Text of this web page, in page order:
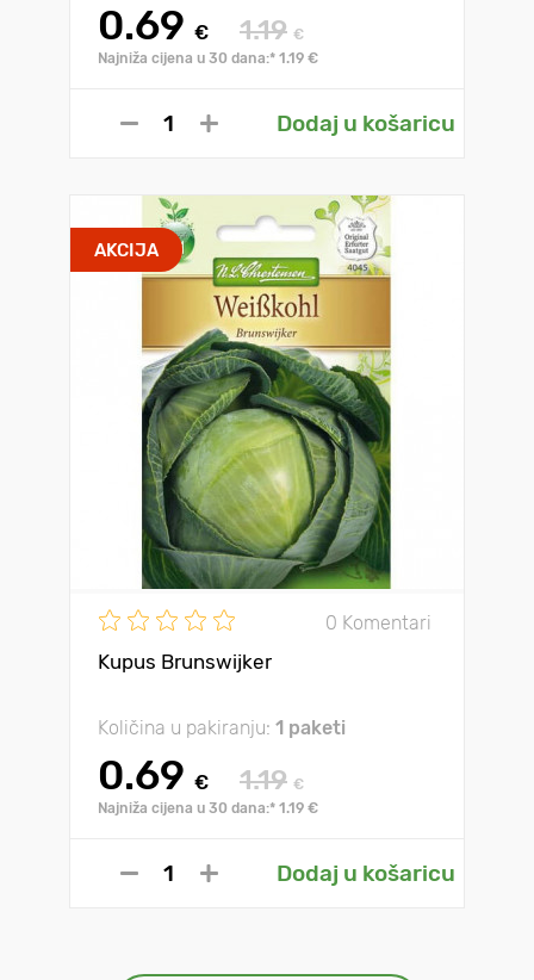
0.69 € 1.19 €
Najniža cijena u 30 dana:* 1.19 €
Dodaj u košaricu
AKCIJA
0 Komentari
Kupus Brunswijker
Količina u pakiranju: 1 paketi
0.69 € 1.19 €
Najniža cijena u 30 dana:* 1.19 €
Dodaj u košaricu